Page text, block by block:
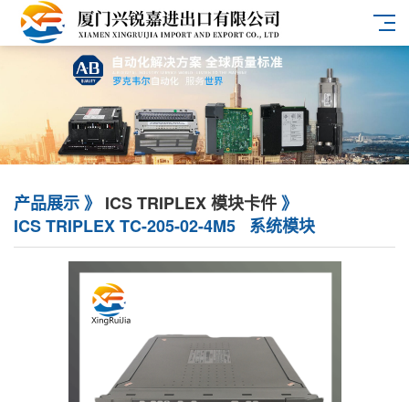
产品展示 》 ICS TRIPLEX 模块卡件》
ICS TRIPLEX TC-205-02-4M5 系统模块